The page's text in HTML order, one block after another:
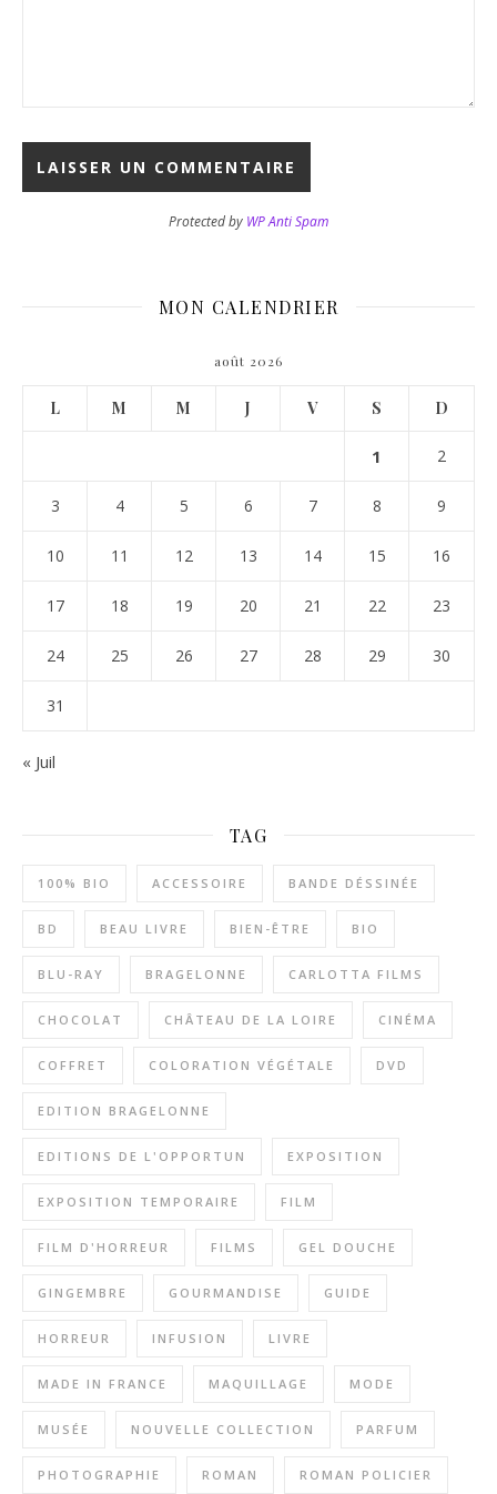
Protected by WP Anti Spam
MON CALENDRIER
août 2026
L M M J V S D
1 2
3 4 5 6 7 8 9
10 11 12 13 14 15 16
17 18 19 20 21 22 23
24 25 26 27 28 29 30
31
« Juil
TAG
100% BIO ACCESSOIRE BANDE DÉSSINÉE
BD BEAU LIVRE BIEN-ÊTRE BIO
BLU-RAY BRAGELONNE CARLOTTA FILMS
CHOCOLAT CHÂTEAU DE LA LOIRE CINÉMA
COFFRET COLORATION VÉGÉTALE DVD
EDITION BRAGELONNE
EDITIONS DE L'OPPORTUN EXPOSITION
EXPOSITION TEMPORAIRE FILM
FILM D'HORREUR FILMS GEL DOUCHE
GINGEMBRE GOURMANDISE GUIDE
HORREUR INFUSION LIVRE
MADE IN FRANCE MAQUILLAGE MODE
MUSÉE NOUVELLE COLLECTION PARFUM
PHOTOGRAPHIE ROMAN ROMAN POLICIER